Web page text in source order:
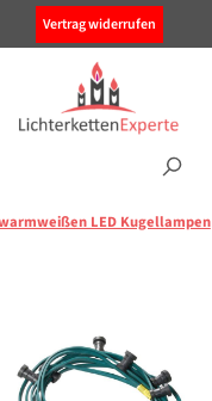
Vertrag widerrufen
LED Kugellampen